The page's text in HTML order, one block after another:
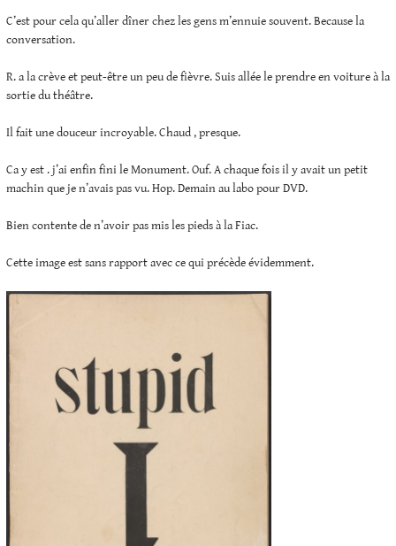
C’est pour cela qu’aller dîner chez les gens m’ennuie souvent. Because la
conversation.
R. a la crève et peut-être un peu de fièvre. Suis allée le prendre en voiture à la
sortie du théâtre.
Il fait une douceur incroyable. Chaud , presque.
Ca y est . j’ai enfin fini le Monument. Ouf. A chaque fois il y avait un petit
machin que je n’avais pas vu. Hop. Demain au labo pour DVD.
Bien contente de n’avoir pas mis les pieds à la Fiac.
Cette image est sans rapport avec ce qui précède évidemment.